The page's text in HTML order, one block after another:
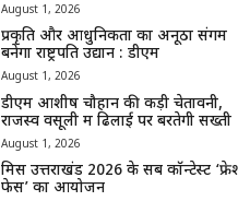
August 1, 2026
प्रकृति और आधुनिकता का अनूठा संगम
बनेगा राष्ट्रपति उद्यान : डीएम
August 1, 2026
डीएम आशीष चौहान की कड़ी चेतावनी,
राजस्व वसूली में ढिलाई पर बरतेगी सख्ती
August 1, 2026
मिस उत्तराखंड 2026 के सब कॉन्टेस्ट
फेस’ का आयोजन